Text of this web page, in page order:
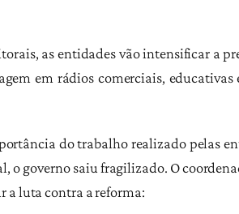
as entidades vão intensificar a
em rádios comerciais,
do trabalho realizado pelas
o governo saiu fragilizado. O
a luta contra a reforma: